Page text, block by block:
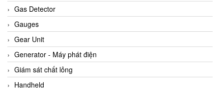
ARCA Regler
Arcos Hydraulik
Ardetem-Sfere-Vietnam
Argal
AS ENERGI
ASCO CO2
Gas Detector
Gauges
Gear Unit
Generator - Máy phát điện
Giám sát chất lỏng
Handheld